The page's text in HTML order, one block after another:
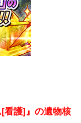
看護]』の遺物核